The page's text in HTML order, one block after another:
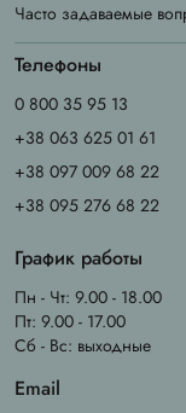
Часто задаваемые
Телефоны
0 800 35 95 13
+38 063 625 01 61
+38 097 009 68 22
+38 095 276 68 22
График работы
Пн - Чт: 9.00 - 18.00
Пт: 9.00 - 17.00
Сб - Вс: выходные
Email